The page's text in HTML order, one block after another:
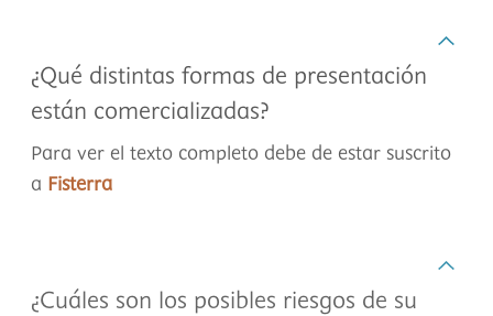
¿Qué distintas formas de presentación
están comercializadas?
Para ver el texto completo debe de estar suscrito
a Fisterra
¿Cuáles son los posibles riesgos de su